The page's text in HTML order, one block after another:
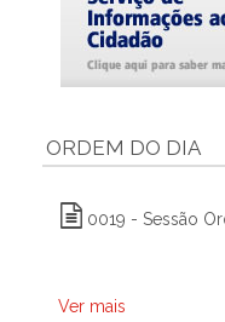
ORDEM DO DIA
0019 - Sessão
Ver mais